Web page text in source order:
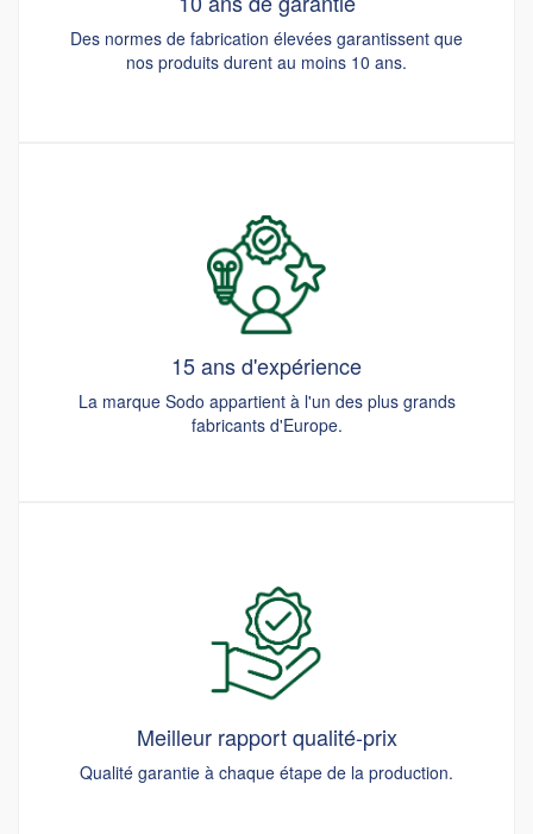
Des normes de fabrication élevées garantissent que
nos produits durent au moins 10 ans.
15 ans d'expérience
La marque Sodo appartient à l'un des plus grands
fabricants d'Europe.
Meilleur rapport qualité-prix
Qualité garantie à chaque étape de la production.